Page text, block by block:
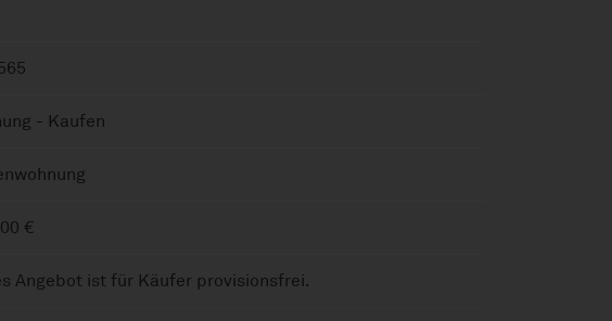
- Kaufen
€
Angebot ist für Käufer provisionsfrei.